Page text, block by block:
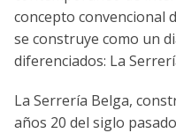
concepto convencional
se construye como un
diferenciados: La
La Serrería Belga,
años 20 del siglo